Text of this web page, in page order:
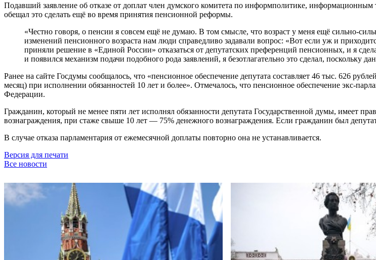
Подавший заявление об отказе от доплат член думского комитета по информполитике,
обещал это сделать ещё во время принятия пенсионной реформы.
«Честно говоря, о пенсии я совсем ещё не думаю. В том смысле, что возраст у меня ещё сильно-
изменений пенсионного возраста нам люди справедливо задавали вопрос: «Вот если уж и
приняли решение в «Единой России» отказаться от депутатских преференций пенсионных, и я
и появился механизм подачи подобного рода заявлений, я безотлагательно это сделал,
Ранее на сайте Госдумы сообщалось, что «пенсионное обеспечение депутата составляет 46 тыс. 626
месяц) при исполнении обязанностей 10 лет и более». Отмечалось, что пенсионное обеспечение экс-
Федерации.
Гражданин, который не менее пяти лет исполнял обязанности депутата Государственной думы, имеет
вознаграждения, при стаже свыше 10 лет — 75% денежного вознаграждения. Если гражданин был
В случае отказа парламентария от ежемесячной доплаты повторно она не устанавливается.
Версия для печати
Все новости